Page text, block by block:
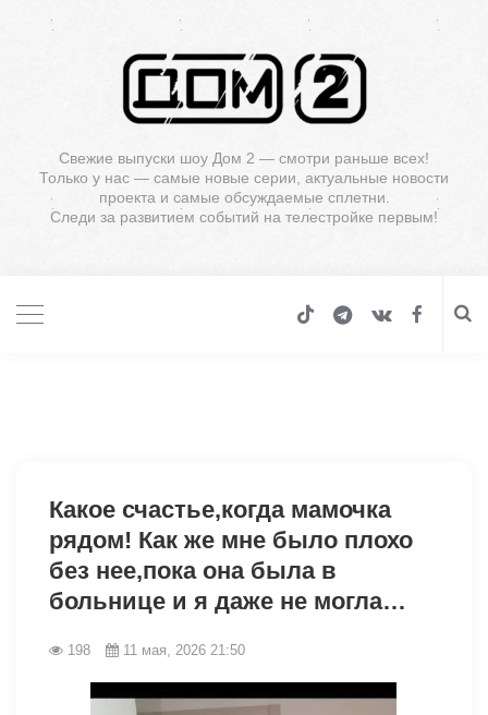
Свежие выпуски шоу Дом 2 — смотри раньше всех!
Только у нас — самые новые серии, актуальные новости
проекта и самые обсуждаемые сплетни.
Следи за развитием событий на телестройке первым!
Какое счастье,когда мамочка
рядом! Как же мне было плохо
без нее,пока она была в
больнице и я даже не могла…
198 11 мая, 2026 21:50